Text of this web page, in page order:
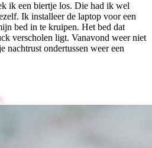
ik een biertje los. Die had ik wel
Ik installeer de laptop voor een
bed in te kruipen. Het bed dat
verscholen ligt. Vanavond weer niet
nachtrust ondertussen weer een